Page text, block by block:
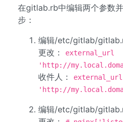
在gitlab.rb中编辑两个参数
步：
编辑/etc/gitlab/
更改：
external_url
'http://
收件人：
external_url
'http://
编辑/etc/gitlab/